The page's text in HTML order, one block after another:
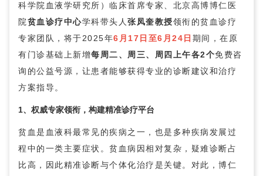
科学院血液学研究所）临床首席专家、北京高博博仁医
院贫血诊疗中心学科带头人 张凤奎教授领衔的贫血诊疗
专家团队，将于2025年6月17日至6月24日 期间，在原
有门诊基础上新增每周二、周三、周四上午各2个免费咨
询的公益号源，让患者能够获得专业的诊断建议和治疗
方案指导。
1、权威专家领衔，构建精准诊疗平台
贫血是血液科最常见的疾病之一，也是多种疾病发展过
程中的一类主要症状。贫血病因相对复杂，疑难诊断占
比高，因此精准诊断与个体化治疗是关键。对此，博仁